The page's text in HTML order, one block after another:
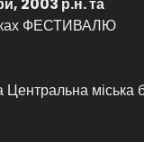
ФЕСТИВАЛЮ
міська